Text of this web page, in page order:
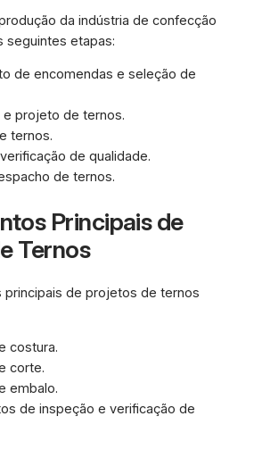
da indústria de confecção
seguintes etapas:
de encomendas e seleção de
projeto de ternos.
ternos.
de qualidade.
de ternos.
Principais de
Ternos
principais de projetos de ternos
costura.
corte.
embalo.
de inspeção e verificação de